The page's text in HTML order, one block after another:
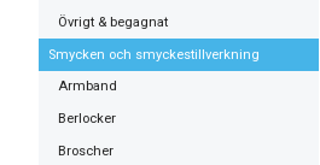
Övrigt & begagnat
Smycken och smyckestillverkning
Armband
Berlocker
Broscher